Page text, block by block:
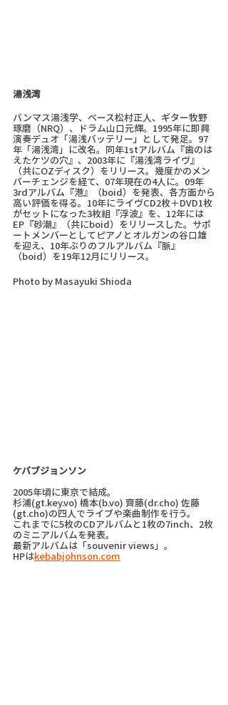
湯浅湾
バンマス湯浅学、ベース松村正人、ギター牧野
琢磨（NRQ）、ドラム山口元輝。1995年に即興
演奏デュオ「湯浅バッテリー」として発足。97
年「湯浅湾」に改名。同年1stアルバム『歯のは
えたケツの穴』、2003年に『湯浅湾ライヴ』
（共にOZディスク）をリリース。幾度かのメン
バーチェンジを経て、07年現在の4人に。09年
3rdアルバム『港』（boid）を発表、各方面から
高い評価を得る。10年にライヴCD2枚＋DVD1枚
がセットになった3枚組『浮波』を、12年には
EP『砂潮』（共にboid）をリリースした。サポ
ートメンバーとしてピアノとオルガンの谷口雄
を迎え、10年ぶりのフルアルバム『脈』
（boid）を19年12月にリリース。
Photo by Masayuki Shioda
ケバブジョンソン
2005年頃に東京で結成。
杉浦(gt.key.vo) 橋本(b.vo) 齊藤(dr.cho) 佐藤
(gt.cho)の四人でライブや楽曲制作を行う。
これまでに5枚のCDアルバムと1枚の7inch、2枚
のミニアルバムを発表。
最新アルバムは「souvenir views」。
HPはkebabjohnson.com